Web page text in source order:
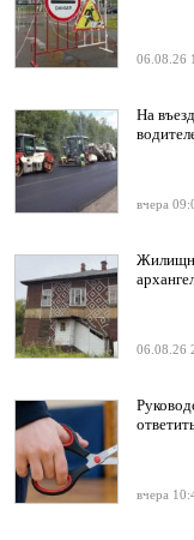
06.08.26
На
вчера
06.08.26
вчера